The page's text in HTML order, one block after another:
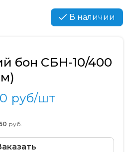
В наличии
бон СБН-10/400
руб/шт
руб.